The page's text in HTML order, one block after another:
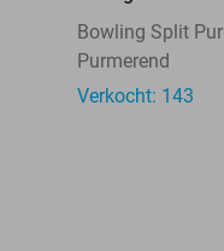
Bowling Split
Purmerend
Verkocht: 143